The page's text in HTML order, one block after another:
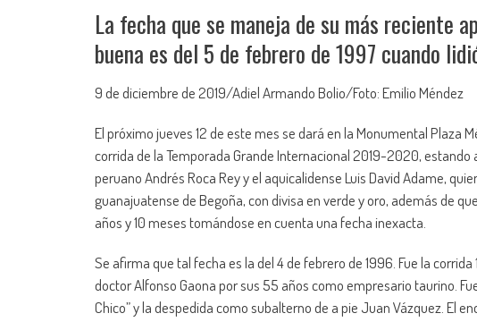
La fecha que se maneja de su más reciente
buena es del 5 de febrero de 1997 cuando
9 de diciembre de 2019/Adiel Armando Bolio/Foto: Emilio Méndez
El próximo jueves 12 de este mes se dará en la Monumental Plaza
corrida de la Temporada Grande Internacional 2019-2020,
peruano Andrés Roca Rey y el aquicalidense Luis David Adame,
guanajuatense de Begoña, con divisa en verde y oro, además de
años y 10 meses tomándose en cuenta una fecha inexacta.
Se afirma que tal fecha es la del 4 de febrero de 1996. Fue la
doctor Alfonso Gaona por sus 55 años como empresario taurino.
Chico” y la despedida como subalterno de a pie Juan Vázquez. El